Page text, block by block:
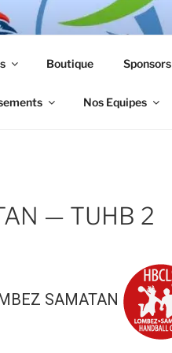
Boutique Sponsors
Nos Equipes
— TUHB 2
SAMATAN